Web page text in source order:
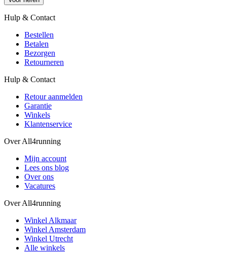
Hulp & Contact
Bestellen
Betalen
Bezorgen
Retourneren
Hulp & Contact
Retour aanmelden
Garantie
Winkels
Klantenservice
Over All4running
Mijn account
Lees ons blog
Over ons
Vacatures
Over All4running
Winkel Alkmaar
Winkel Amsterdam
Winkel Utrecht
Alle winkels